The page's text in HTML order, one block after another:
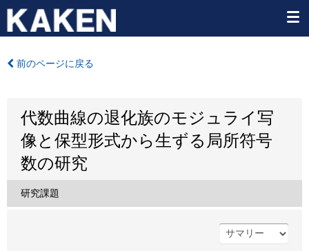
前のページに戻る
代数曲線の退化族のモジュライ写
像と保型形式から生ずる局所符号
数の研究
研究課題